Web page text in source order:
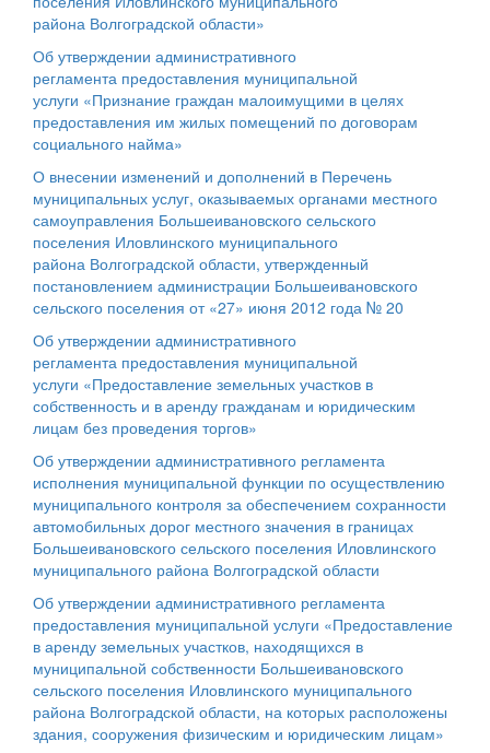
района Волгоградской области»
Об утверждении административного
регламента предоставления муниципальной
услуги «Признание граждан малоимущими в целях
предоставления им жилых помещений по договорам
социального найма»
О внесении изменений и дополнений в Перечень
муниципальных услуг, оказываемых органами местного
самоуправления Большеивановского сельского
поселения Иловлинского муниципального
района Волгоградской области, утвержденный
постановлением администрации Большеивановского
сельского поселения от «27» июня 2012 года № 20
Об утверждении административного
регламента предоставления муниципальной
услуги «Предоставление земельных участков в
собственность и в аренду гражданам и юридическим
лицам без проведения торгов»
Об утверждении административного регламента
исполнения муниципальной функции по осуществлению
муниципального контроля за обеспечением сохранности
автомобильных дорог местного значения в границах
Большеивановского сельского поселения Иловлинского
муниципального района Волгоградской области
Об утверждении административного регламента
предоставления муниципальной услуги «Предоставление
в аренду земельных участков, находящихся в
муниципальной собственности Большеивановского
сельского поселения Иловлинского муниципального
района Волгоградской области, на которых расположены
здания, сооружения физическим и юридическим лицам»